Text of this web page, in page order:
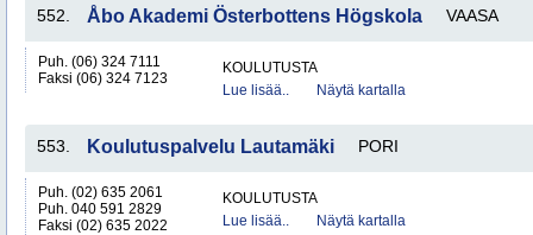
552. Åbo Akademi Österbottens Högskola VAASA
Puh. (06) 324 7111
Faksi (06) 324 7123
KOULUTUSTA
Lue lisää..
Näytä kartalla
553. Koulutuspalvelu Lautamäki PORI
Puh. (02) 635 2061
Puh. 040 591 2829
Faksi (02) 635 2022
KOULUTUSTA
Lue lisää..
Näytä kartalla